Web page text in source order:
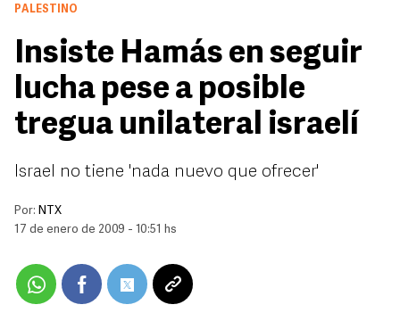
PALESTINO
Insiste Hamás en seguir
lucha pese a posible
tregua unilateral israelí
Israel no tiene 'nada nuevo que ofrecer'
Por: NTX
17 de enero de 2009 - 10:51 hs